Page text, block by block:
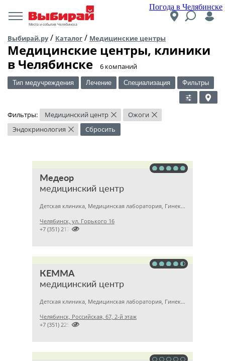
Погода в Челябинске
Места и события Челябинска
Выбирай.ру/ Каталог / Медицинские центры
Медицинские центры, клиники
в Челябинске
​6 компаний
Тип медучреждения Лечение Специализация Фильтры
Фильтры: Медицинский центр × Ожоги ×
Эндокринология × Сбросить
Медеор
медицинский центр
Детская клиника, Медицинская лаборатория, Гинекология
Челябинск, ул. Горького 16

+7 (351) 2172376
КЕММА
медицинский центр
Детская клиника, Медицинская лаборатория, Гинекология
Челябинск, Российская, 67, 2-й этаж

+7 (351) 2256145